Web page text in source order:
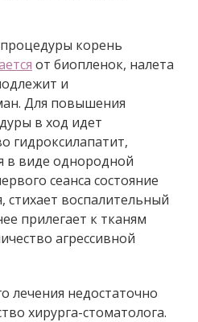
корень
от биопленок, налета
и
Для повышения
в ход идет
гидроксилапатит,
в виде однородной
сеанса состояние
стихает воспалительный
прилегает к тканям
агрессивной
лечения недостаточно
хирурга-стоматолога.